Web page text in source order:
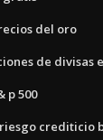
del oro
de
p 500
crediticio